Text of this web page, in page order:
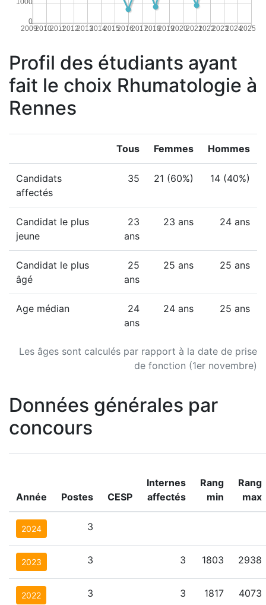
20092010201120122013201420152016201720182019202020212022202320242025
0
Profil des étudiants ayant
fait le choix Rhumatologie à
Rennes
Les âges sont calculés par rapport à la date de prise
de fonction (1er novembre)
Tous Femmes Hommes
Candidats
affectés
35 21 (60%) 14 (40%)
Candidat le plus
jeune
23
ans
23 ans 24 ans
Candidat le plus
âgé
25
ans
25 ans 25 ans
Age médian
24
ans
24 ans 25 ans
Données générales par
concours
Année Postes CESP
Internes
affectés
Rang
min
Rang
max
2024 3
2023 3 3 1803 2938
2022 3 3 1817 4073